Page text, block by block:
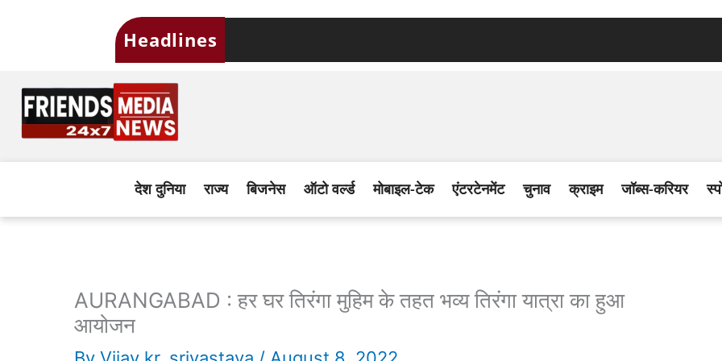
Headlines
देश दुनिया राज्य बिजनेस ऑटो वर्ल्ड मोबाइल-टेक एंटरटेनमेंट चुनाव क्राइम जॉब्स-करियर
AURANGABAD : हर घर तिरंगा मुहिम के तहत भव्य तिरंगा यात्रा का हुआ
आयोजन